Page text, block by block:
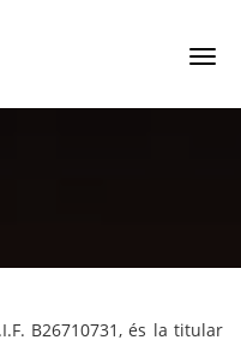
B26710731, és la titular